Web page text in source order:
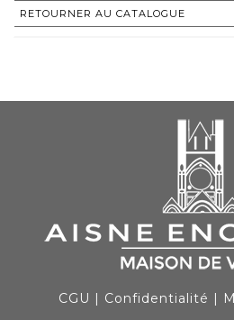
RETOURNER AU CATALOGUE
CGU | Confidentialité |